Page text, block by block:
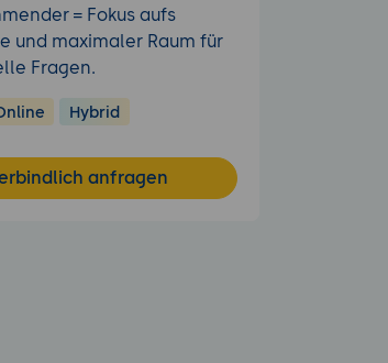
= Fokus aufs
und maximaler Raum für
Fragen.
Hybrid
anfragen